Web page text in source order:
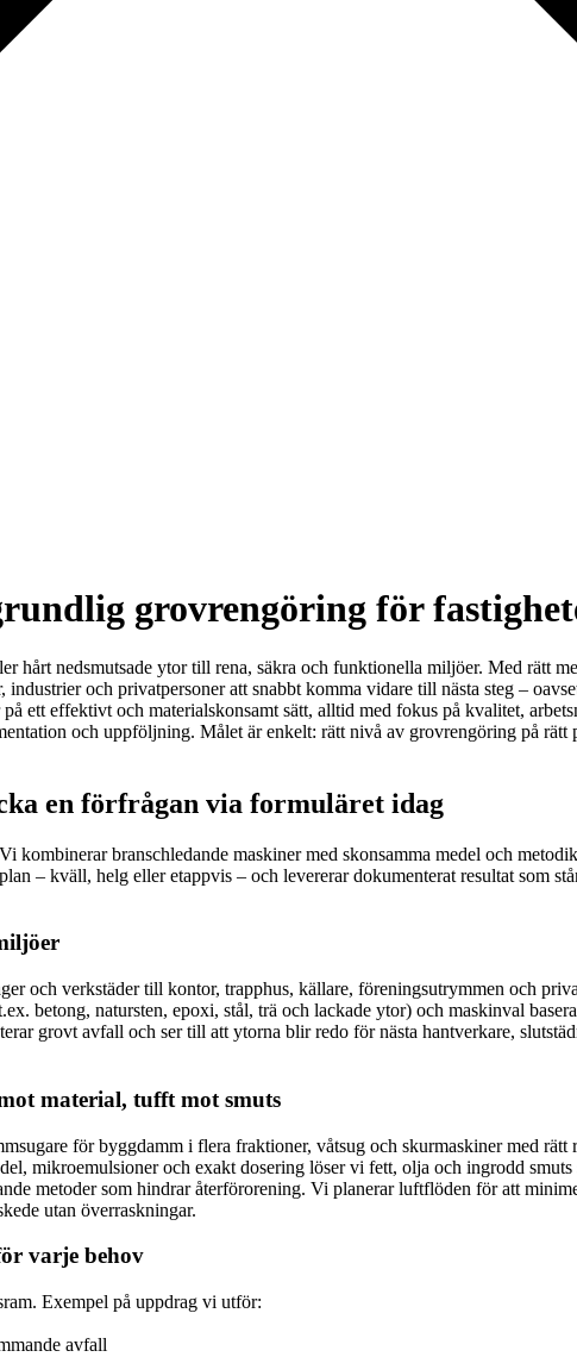
grovrengöring för
hårt nedsmutsade ytor till rena, säkra och funktionella miljöer. Med rätt
industrier och privatpersoner att snabbt komma vidare till nästa steg –
ett effektivt och materialskonsamt sätt, alltid med fokus på kvalitet,
och uppföljning. Målet är enkelt: rätt nivå av grovrengöring på
en förfrågan via formuläret idag
kombinerar branschledande maskiner med skonsamma medel och
– kväll, helg eller etappvis – och levererar dokumenterat resultat som
och verkstäder till kontor, trapphus, källare, föreningsutrymmen och
betong, natursten, epoxi, stål, trä och lackade ytor) och maskinval
grovt avfall och ser till att ytorna blir redo för nästa hantverkare,
material, tufft mot smuts
för byggdamm i flera fraktioner, våtsug och skurmaskiner med
mikroemulsioner och exakt dosering löser vi fett, olja och ingrodd
metoder som hindrar återförorening. Vi planerar luftflöden för att
utan överraskningar.
varje behov
Exempel på uppdrag vi utför:
avfall